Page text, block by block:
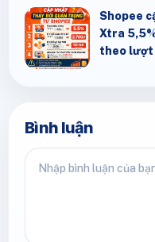
Shopee
Xtra
theo lượt
Bình luận